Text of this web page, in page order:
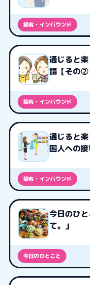
接客・インバウンド
通じると
語【その②
接客・インバウンド
通じると
国人への
接客・インバウンド
今日のひ
て。」
今日のひとこと